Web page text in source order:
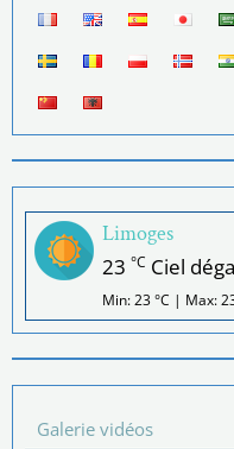
Limoges
23 °C Ciel
Min: 23 °C | Max:
Galerie vidéos